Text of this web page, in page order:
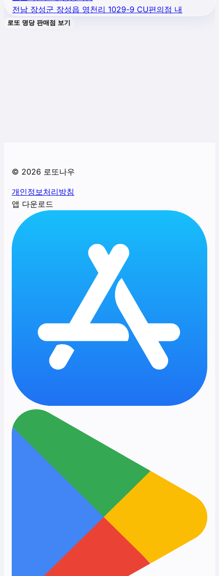
전남 장성군 장성읍 영천리 1029-9 CU편의점 내
로또 명당 판매점 보기
© 2026 로또나우
개인정보처리방침
앱 다운로드